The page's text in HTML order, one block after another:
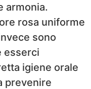
armonia.
rosa uniforme
sono
esserci
igiene orale
prevenire